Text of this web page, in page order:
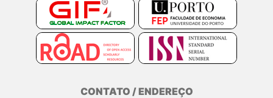
CONTATO / ENDEREÇO